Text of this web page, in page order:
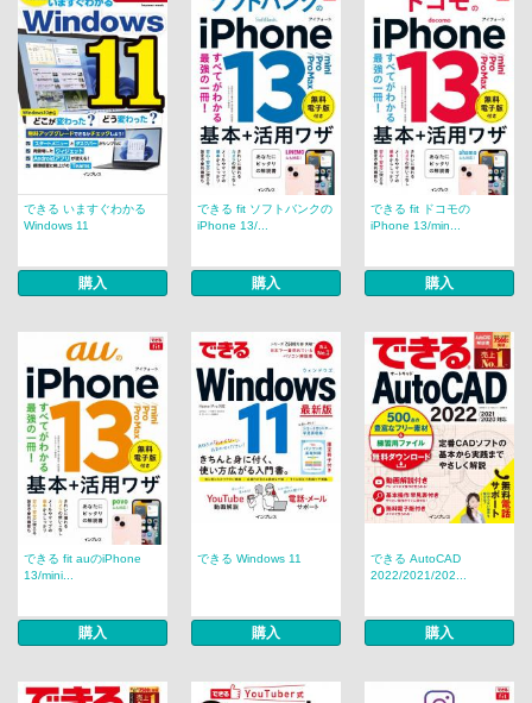
できる いますぐわかる
Windows 11
購入
できる fit ソフトバンクの
iPhone 13/...
購入
できる fit ドコモの
iPhone 13/min...
購入
できる fit auのiPhone
13/mini...
購入
できる Windows 11
購入
できる AutoCAD
2022/2021/202...
購入